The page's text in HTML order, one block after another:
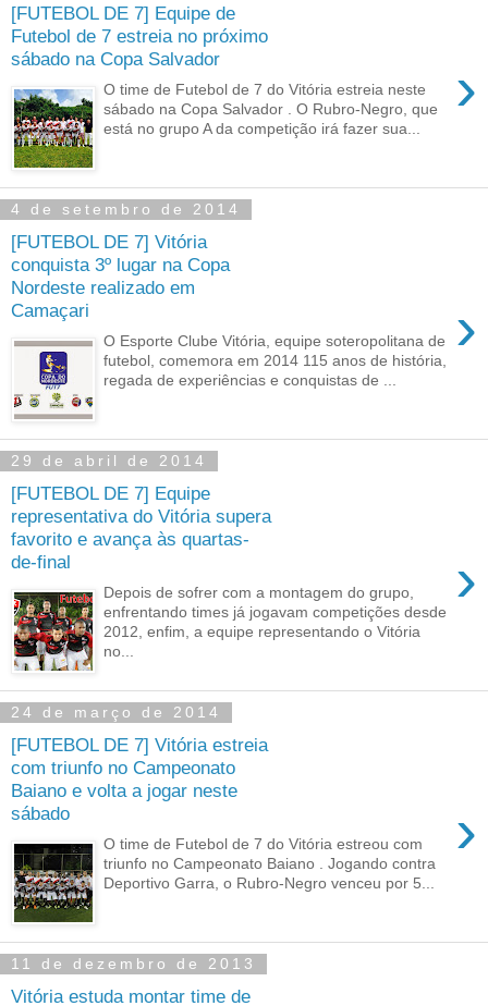
[FUTEBOL DE 7] Equipe de
Futebol de 7 estreia no próximo
sábado na Copa Salvador
›
O time de Futebol de 7 do Vitória estreia neste
sábado na Copa Salvador . O Rubro-Negro, que
está no grupo A da competição irá fazer sua...
4 de setembro de 2014
[FUTEBOL DE 7] Vitória
conquista 3º lugar na Copa
Nordeste realizado em
Camaçari
›
O Esporte Clube Vitória, equipe soteropolitana de
futebol, comemora em 2014 115 anos de história,
regada de experiências e conquistas de ...
29 de abril de 2014
[FUTEBOL DE 7] Equipe
representativa do Vitória supera
favorito e avança às quartas-
de-final
›
Depois de sofrer com a montagem do grupo,
enfrentando times já jogavam competições desde
2012, enfim, a equipe representando o Vitória
no...
24 de março de 2014
[FUTEBOL DE 7] Vitória estreia
com triunfo no Campeonato
Baiano e volta a jogar neste
sábado
›
O time de Futebol de 7 do Vitória estreou com
triunfo no Campeonato Baiano . Jogando contra
Deportivo Garra, o Rubro-Negro venceu por 5...
11 de dezembro de 2013
Vitória estuda montar time de